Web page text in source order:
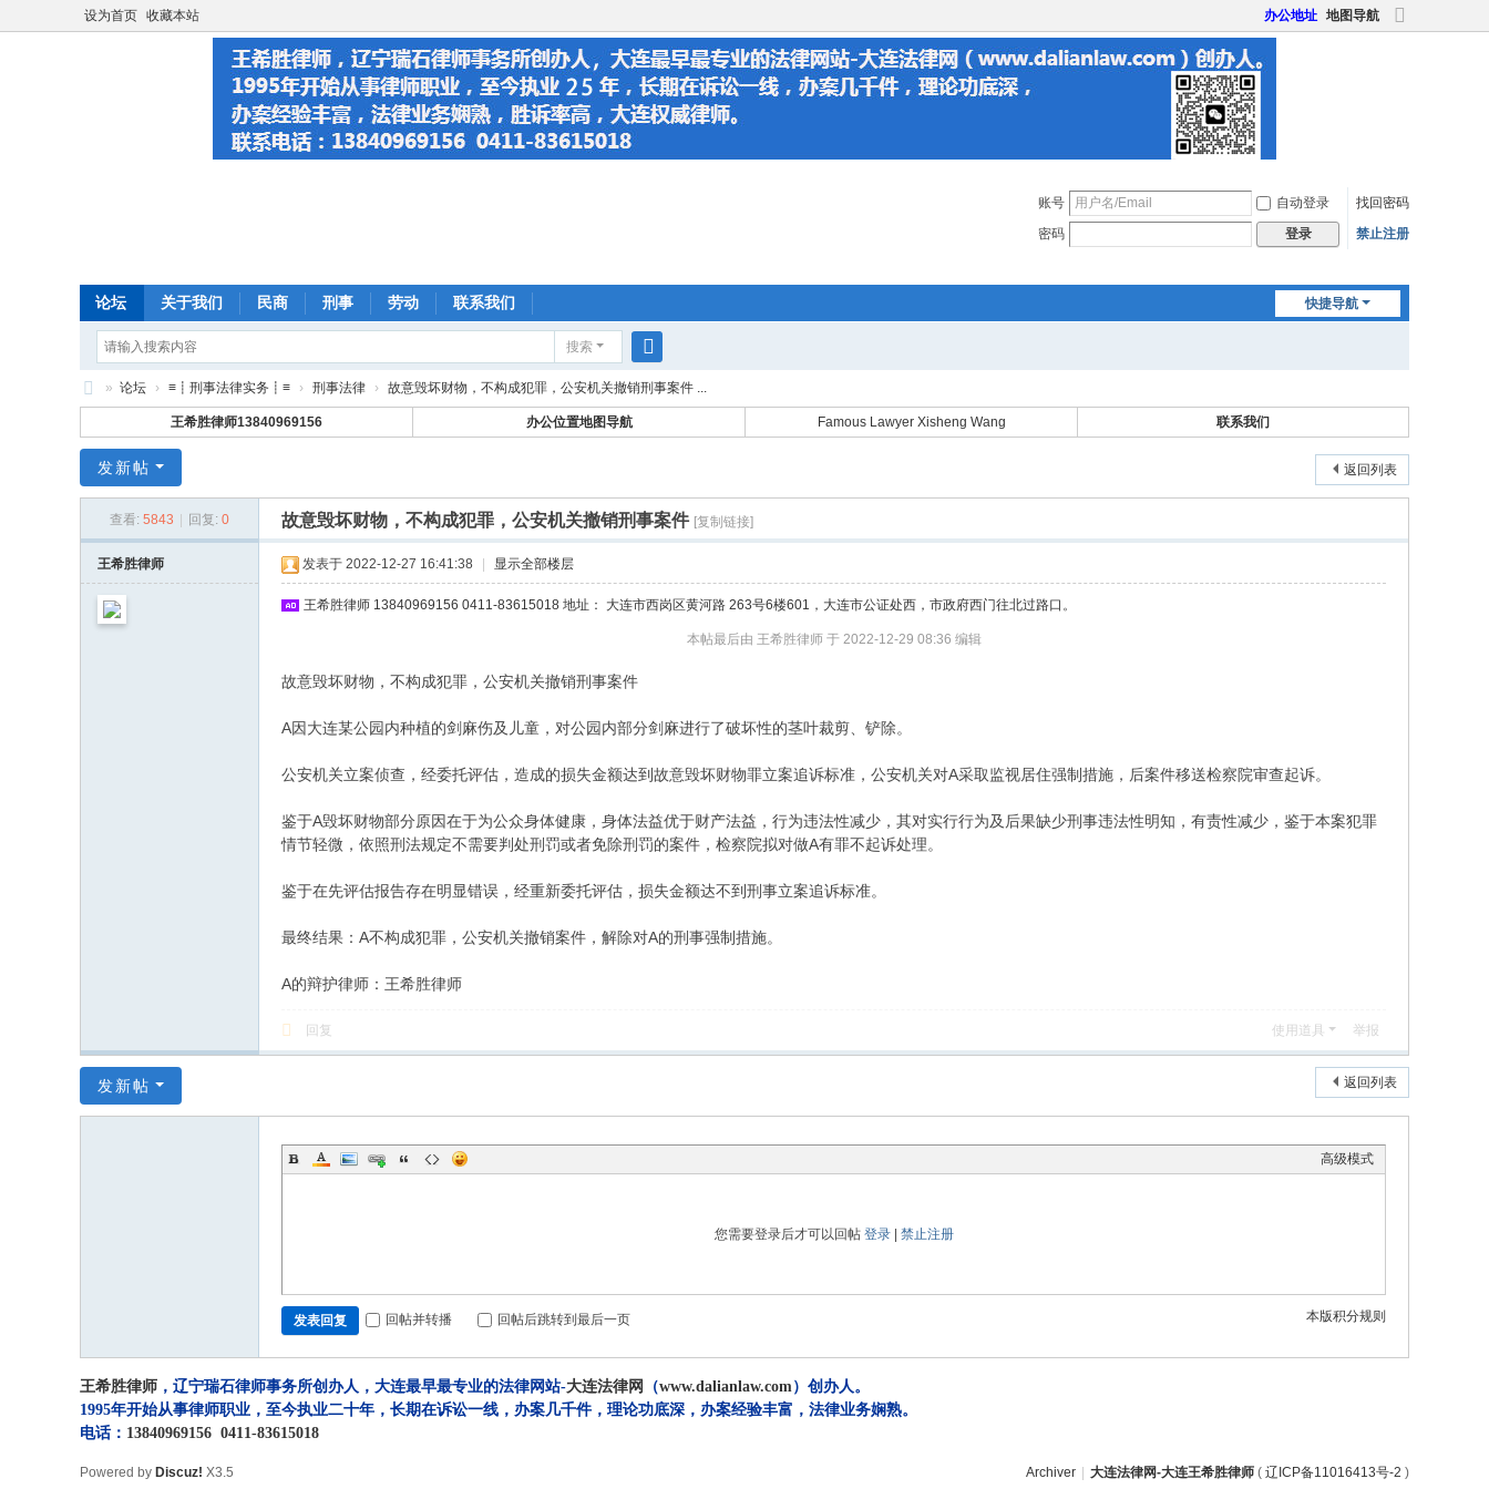
设为首页 收藏本站 办公地址 地图导航
切
账号 自动登录
找回密码
密码
登录 禁止注册
快捷导航
论坛 关于我们 民商 刑事 劳动 联系我们
搜索
搜
索
连
法
网
-
» 论坛 › ≡┋刑事法律实务┋≡ › 刑事法律 › 故意毁坏财物，不构成犯罪，公安机关撤销刑事案件 ...
王希胜律师13840969156 办公位置地图导航 Famous Lawyer Xisheng Wang 联系我们
返回列表
发新帖
查看: 5843 回复: 0 故意毁坏财物，不构成犯罪，公安机关撤销刑事案件 [复制链接]
王希胜律师 发表于 2022-12-27 16:41:38 显示全部楼层
王希胜律师 13840969156 0411-83615018 地址： 大连市西岗区黄河路 263号6楼601，大连市公证处西，市政府西门往北过路口。
本帖最后由 王希胜律师 于 2022-12-29 08:36 编辑
故意毁坏财物，不构成犯罪，公安机关撤销刑事案件
A因大连某公园内种植的剑麻伤及儿童，对公园内部分剑麻进行了破坏性的茎叶裁剪、铲除。
公安机关立案侦查，经委托评估，造成的损失金额达到故意毁坏财物罪立案追诉标准，公安机关对A采取监视居住强制措施，后案件移送检察院审查起诉。
鉴于A毁坏财物部分原因在于为公众身体健康，身体法益优于财产法益，行为违法性减少，其对实行行为及后果缺少刑事违法性明知，有责性减少，鉴于本案犯罪
情节轻微，依照刑法规定不需要判处刑罚或者免除刑罚的案件，检察院拟对做A有罪不起诉处理。
鉴于在先评估报告存在明显错误，经重新委托评估，损失金额达不到刑事立案追诉标准。
最终结果：A不构成犯罪，公安机关撤销案件，解除对A的刑事强制措施。
A的辩护律师：王希胜律师
回复 使用道具 举报
返回列表
发新帖
高级模式
您需要登录后才可以回帖 登录| 禁止注册
本版积分规则
发表回复 回帖并转播 回帖后跳转到最后一页
王希胜律师 ，辽宁瑞石律师事务所创办人，大连最早最专业的法律网站-大连法律网 （www.dalianlaw.com）创办人。
1995年开始从事律师职业，至今执业二十年，长期在诉讼一线，办案几千件，理论功底深，办案经验丰富，法律业务娴熟。
电话： 13840969156 0411-83615018
Archiver 大连法律网-大连王希胜律师 ( 辽ICP备11016413号-2 )
Powered by Discuz! X3.5